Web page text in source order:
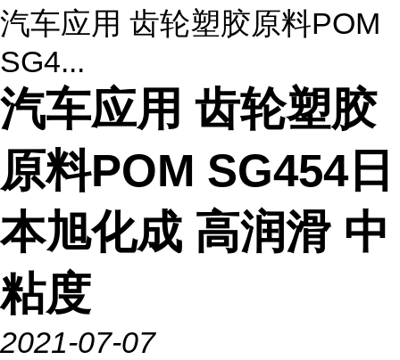
汽车应用 齿轮塑胶原料POM
SG4...
汽车应用 齿轮塑胶
原料POM SG454日
本旭化成 高润滑 中
粘度
2021-07-07